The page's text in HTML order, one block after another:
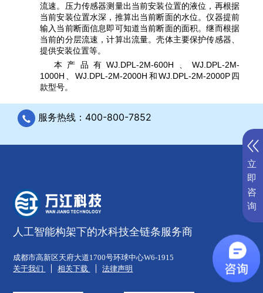
立
即
咨
询
流速。压力传感器测量出当前安装位置的液位，再根据
当前安装位置水深，推算出当前断面的水位。仪器提前
输入当前断面信息即可知道当前断面的面积。继而根据
当前的分层流速，计算出流量。壳体主要保护传感器、
提供安装位置等。
本产品有WJ.DPL-2M-600H、WJ.DPL-2M-
1000H、WJ.DPL-2M-2000H和WJ.DPL-2M-2000P四
款型号。
服务热线：400-800-7852
人工智能构架下的水科技全链条服务商
成都市高新区天府大道1700号环球中心W6-1915
关于我们
相关下载 法律声明